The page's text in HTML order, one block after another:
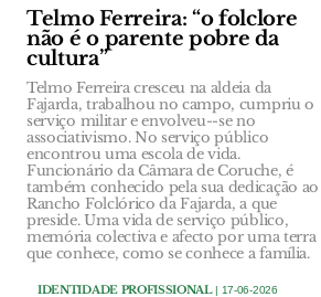
Telmo Ferreira: “o folclore
não é o parente pobre da
cultura”
Telmo Ferreira cresceu na aldeia da
Fajarda, trabalhou no campo, cumpriu o
serviço militar e envolveu--se no
associativismo. No serviço público
encontrou uma escola de vida.
Funcionário da Câmara de Coruche, é
também conhecido pela sua dedicação ao
Rancho Folclórico da Fajarda, a que
preside. Uma vida de serviço público,
memória colectiva e afecto por uma terra
que conhece, como se conhece a família.
IDENTIDADE PROFISSIONAL| 17-06-2026